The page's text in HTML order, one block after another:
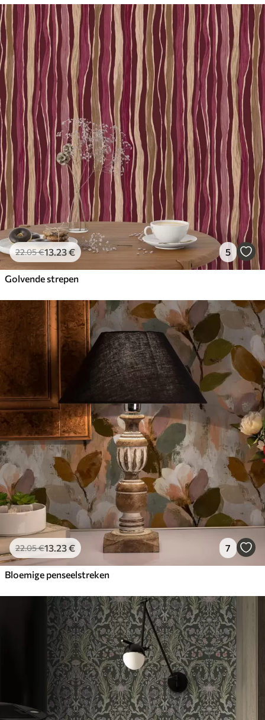
22.05€13.23€ 5
Golvende strepen
22.05€13.23€ 7
Bloemige penseelstreken